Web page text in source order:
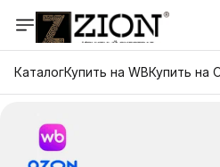
КаталогКупить на WBКупить на